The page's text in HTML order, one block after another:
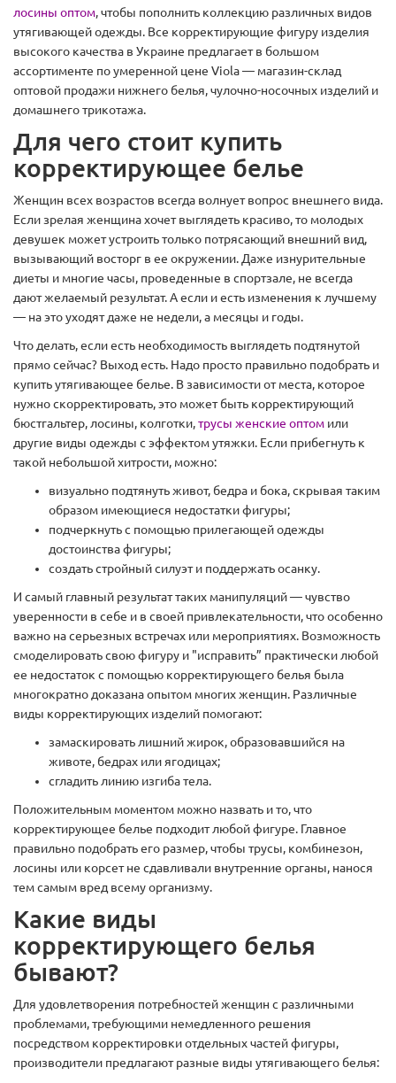
лосины оптом, чтобы пополнить коллекцию различных видов
утягивающей одежды. Все корректирующие фигуру изделия
высокого качества в Украине предлагает в большом
ассортименте по умеренной цене Viola — магазин-склад
оптовой продажи нижнего белья, чулочно-носочных изделий и
домашнего трикотажа.
Для чего стоит купить
корректирующее белье
Женщин всех возрастов всегда волнует вопрос внешнего вида.
Если зрелая женщина хочет выглядеть красиво, то молодых
девушек может устроить только потрясающий внешний вид,
вызывающий восторг в ее окружении. Даже изнурительные
диеты и многие часы, проведенные в спортзале, не всегда
дают желаемый результат. А если и есть изменения к лучшему
— на это уходят даже не недели, а месяцы и годы.
Что делать, если есть необходимость выглядеть подтянутой
прямо сейчас? Выход есть. Надо просто правильно подобрать и
купить утягивающее белье. В зависимости от места, которое
нужно скорректировать, это может быть корректирующий
бюстгальтер, лосины, колготки,трусы женские оптом или
другие виды одежды с эффектом утяжки. Если прибегнуть к
такой небольшой хитрости, можно:
визуально подтянуть живот, бедра и бока, скрывая таким
образом имеющиеся недостатки фигуры;
подчеркнуть с помощью прилегающей одежды
достоинства фигуры;
создать стройный силуэт и поддержать осанку.
И самый главный результат таких манипуляций — чувство
уверенности в себе и в своей привлекательности, что особенно
важно на серьезных встречах или мероприятиях. Возможность
смоделировать свою фигуру и "исправить” практически любой
ее недостаток с помощью корректирующего белья была
многократно доказана опытом многих женщин. Различные
виды корректирующих изделий помогают:
замаскировать лишний жирок, образовавшийся на
животе, бедрах или ягодицах;
сгладить линию изгиба тела.
Положительным моментом можно назвать и то, что
корректирующее белье подходит любой фигуре. Главное
правильно подобрать его размер, чтобы трусы, комбинезон,
лосины или корсет не сдавливали внутренние органы, нанося
тем самым вред всему организму.
Какие виды
корректирующего белья
бывают?
Для удовлетворения потребностей женщин с различными
проблемами, требующими немедленного решения
посредством корректировки отдельных частей фигуры,
производители предлагают разные виды утягивающего белья: